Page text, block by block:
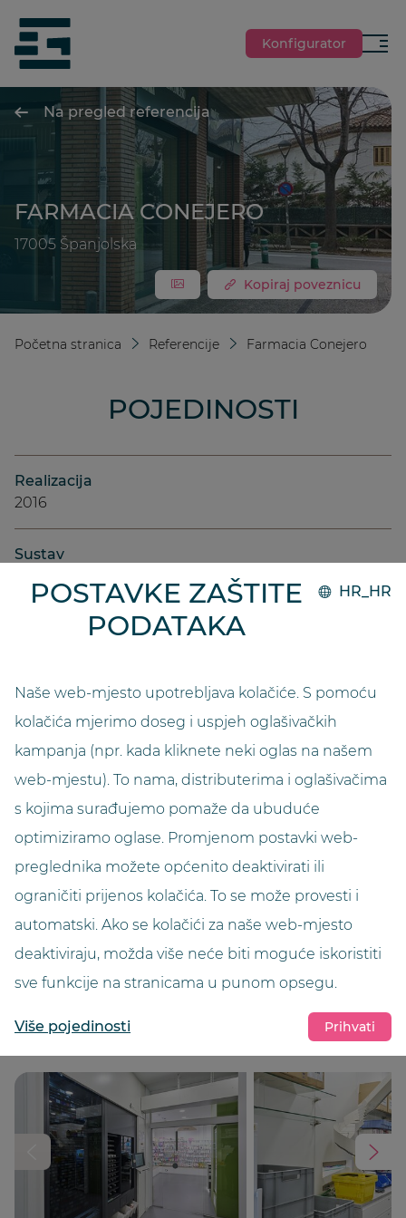
siteLogo
Konfigurator
Na pregled referencija
FARMACIA CONEJERO
17005 Španjolska
Kopiraj poveznicu
Početna stranica Referencije Farmacia Conejero
POJEDINOSTI
Realizacija
2016
Sustav
Kapacitet
21.000
Duljina (u metrima)
Širina (u metrima)
2,60 m
Visina (u metrima)
3,10 m
RAL 9010 Reinweiß
POSTAVKE ZAŠTITE
PODATAKA
HR_HR
Naše web-mjesto upotrebljava kolačiće. S pomoću
kolačića mjerimo doseg i uspjeh oglašivačkih
kampanja (npr. kada kliknete neki oglas na našem
web-mjestu). To nama, distributerima i oglašivačima
s kojima surađujemo pomaže da ubuduće
optimiziramo oglase. Promjenom postavki web-
preglednika možete općenito deaktivirati ili
ograničiti prijenos kolačića. To se može provesti i
automatski. Ako se kolačići za naše web-mjesto
deaktiviraju, možda više neće biti moguće iskoristiti
sve funkcije na stranicama u punom opsegu.
Više pojedinosti Prihvati